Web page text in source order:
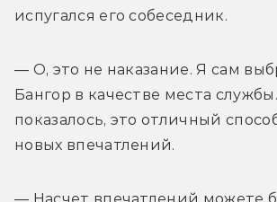
испугался его собеседник.
— О, это не наказание. Я сам
Бангор в качестве места
показалось, это отличный
новых впечатлений.